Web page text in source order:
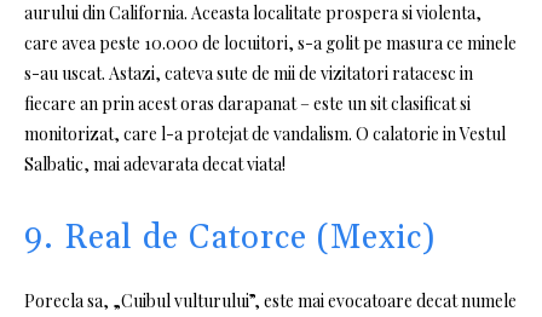
aurului din California. Aceasta localitate prospera si violenta,
care avea peste 10.000 de locuitori, s-a golit pe masura ce minele
s-au uscat. Astazi, cateva sute de mii de vizitatori ratacesc in
fiecare an prin acest oras darapanat – este un sit clasificat si
monitorizat, care l-a protejat de vandalism. O calatorie in Vestul
Salbatic, mai adevarata decat viata!
9. Real de Catorce (Mexic)
Porecla sa, „Cuibul vulturului”, este mai evocatoare decat numele